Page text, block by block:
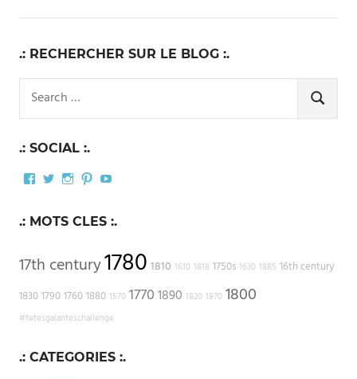
.: RECHERCHER SUR LE BLOG :.
Search
for:
SEARCH
.: SOCIAL :.
Facebook
TwitterInstagram
PinterestYouTube
.: MOTS CLES :.
17th century1780 1810 1610 1818 1750s 1630 1885 16th century
1830 1790 1760 1880 1570 17701890 1820 1870 1800
#fetesgalanteschallenge
.: CATEGORIES :.